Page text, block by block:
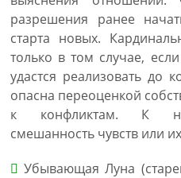
разрешения ранее
старта новых.
только в том случае,
удастся реализовать до
опасна переоценкой
к конфликтам. К
смешанность чувств или
Убывающая Луна